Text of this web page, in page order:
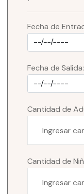
Fecha de
Fecha de Salida:
Cantidad de
Cantidad de